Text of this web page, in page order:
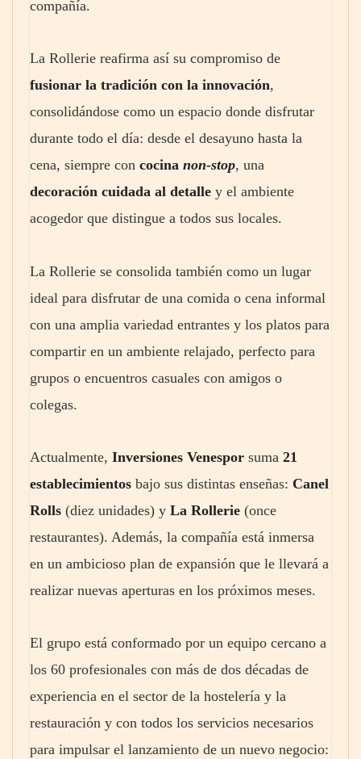
compañía.
La Rollerie reafirma así su compromiso de
fusionar la tradición con la innovación,
consolidándose como un espacio donde disfrutar
durante todo el día: desde el desayuno hasta la
cena, siempre con cocina non-stop, una
decoración cuidada al detalle y el ambiente
acogedor que distingue a todos sus locales.
La Rollerie se consolida también como un lugar
ideal para disfrutar de una comida o cena informal
con una amplia variedad entrantes y los platos para
compartir en un ambiente relajado, perfecto para
grupos o encuentros casuales con amigos o
colegas.
Actualmente, Inversiones Venespor suma 21
establecimientos bajo sus distintas enseñas: Canel
Rolls (diez unidades) y La Rollerie (once
restaurantes). Además, la compañía está inmersa
en un ambicioso plan de expansión que le llevará a
realizar nuevas aperturas en los próximos meses.
El grupo está conformado por un equipo cercano a
los 60 profesionales con más de dos décadas de
experiencia en el sector de la hostelería y la
restauración y con todos los servicios necesarios
para impulsar el lanzamiento de un nuevo negocio: